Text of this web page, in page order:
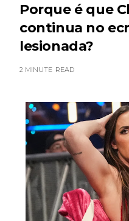
Semana em Sexyness
SCSA867-Aug 02 2026
Unknown-Aug 01 2026
WWE Friday Night
Unknown Aug 01 2026
Porque é que
continua no
lesionada?
2 MINUTE READ